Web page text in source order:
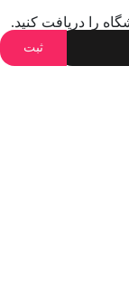
را دریافت کنید.